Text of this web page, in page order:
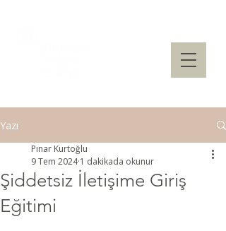
Yazı
Şiddetsiz İletişime Giriş
Eğitimi
Pınar Kurtoğlu
9 Tem 2024 1 dakikada okunur